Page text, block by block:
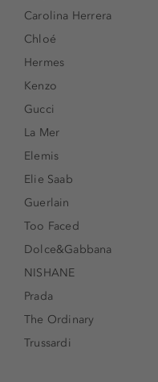
Carolina Herrera
Chloé
Hermes
Kenzo
Gucci
La Mer
Elemis
Elie Saab
Guerlain
Too Faced
Dolce&Gabbana
NISHANE
Prada
The Ordinary
Trussardi